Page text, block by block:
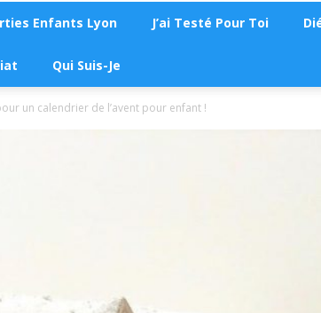
Enfants Lyon J’ai Testé Pour Toi
Qui Suis-Je
un calendrier de l’avent pour enfant !